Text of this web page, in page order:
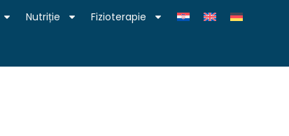
Nutriție Fizioterapie